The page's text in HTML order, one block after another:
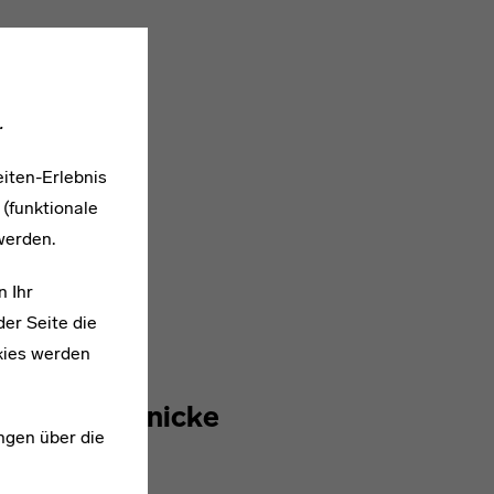
Erlebnis
Ihr
Seite die
werden
über die
Walter Grunicke